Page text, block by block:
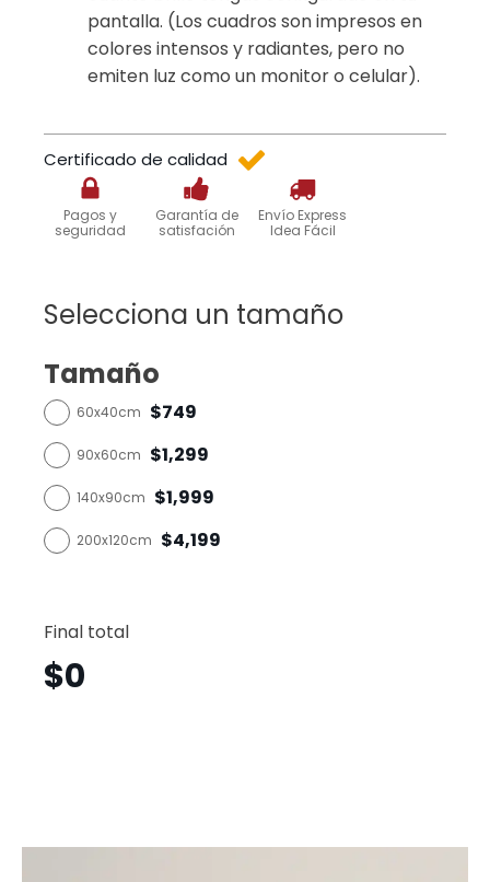
pantalla. (Los cuadros son impresos en
colores intensos y radiantes, pero no
emiten luz como un monitor o celular).
Certificado de calidad
Pagos y
seguridad
Garantía de
satisfación
Envío Express
Idea Fácil
Selecciona un tamaño
Tamaño
60x40cm $749
90x60cm $1,299
140x90cm $1,999
200x120cm $4,199
Final total
$0